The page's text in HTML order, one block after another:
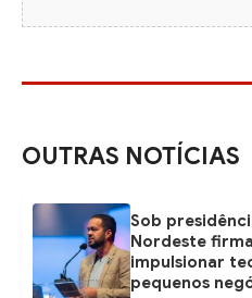
OUTRAS NOTÍCIAS
Sob
Nordeste
impulsionar
pequenos